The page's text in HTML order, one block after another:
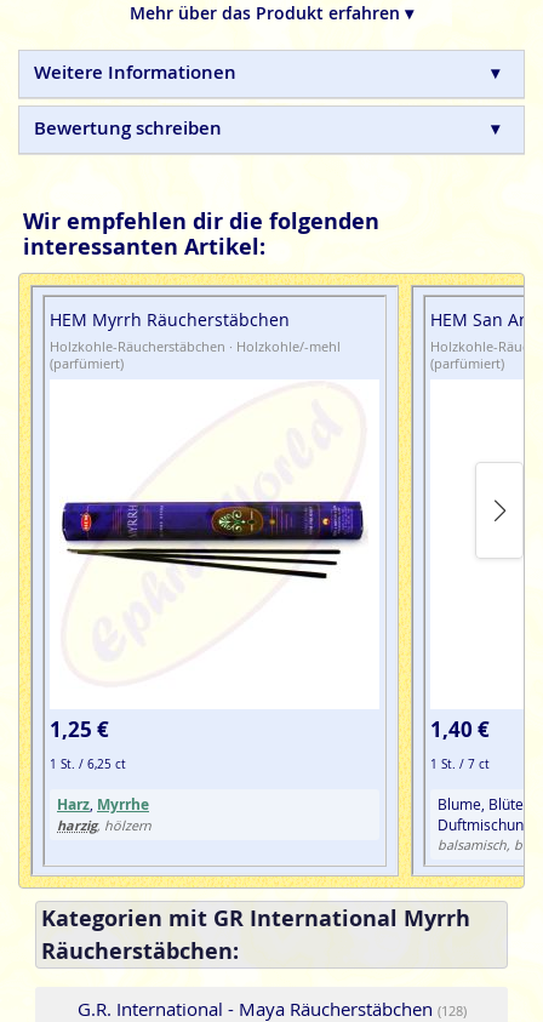
Mehr über das Produkt erfahren ▾
Weitere Informationen
Bewertung schreiben
Wir empfehlen dir die folgenden
interessanten Artikel:
HEM Myrrh Räucherstäbchen
Holzkohle-Räucherstäbchen · Holzkohle/-mehl
(parfümiert)
1,25 €
1 St. / 6,25 ct
Harz Myrrhe
harzig, hölzern
HEM San
Holzkohle-
(parfümiert)
1,40 €
1 St. / 7 ct
Blume, Blüte,
Duftmischung
balsamisch,
Kategorien mit GR International Myrrh
Räucherstäbchen:
G.R. International - Maya Räucherstäbchen (128)